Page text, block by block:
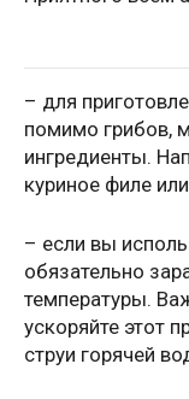
– для
помимо грибов,
ингредиенты.
куриное филе
– если вы
обязательно
температуры.
ускоряйте этот
струи горячей